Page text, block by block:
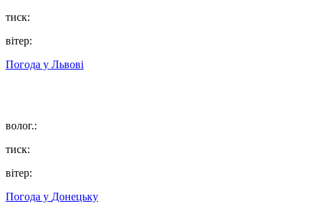
тиск:
вітер:
Погода у Львові
волог.:
тиск:
вітер:
Погода у Донецьку